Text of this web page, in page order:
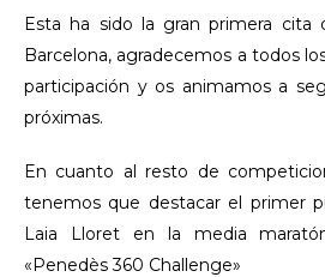
Esta ha sido la gran primera cita
Barcelona, agradecemos a todos
participación y os animamos a
próximas.
En cuanto al resto de
tenemos que destacar el primer
Laia Lloret en la media
«Penedès 360 Challenge»